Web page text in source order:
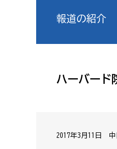
報道の紹介
ハーバー
2017年3月11日 中